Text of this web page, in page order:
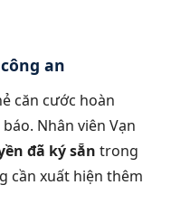
an
căn cước hoàn
Nhân viên Vạn
đã ký sẵn trong
cần xuất hiện thêm